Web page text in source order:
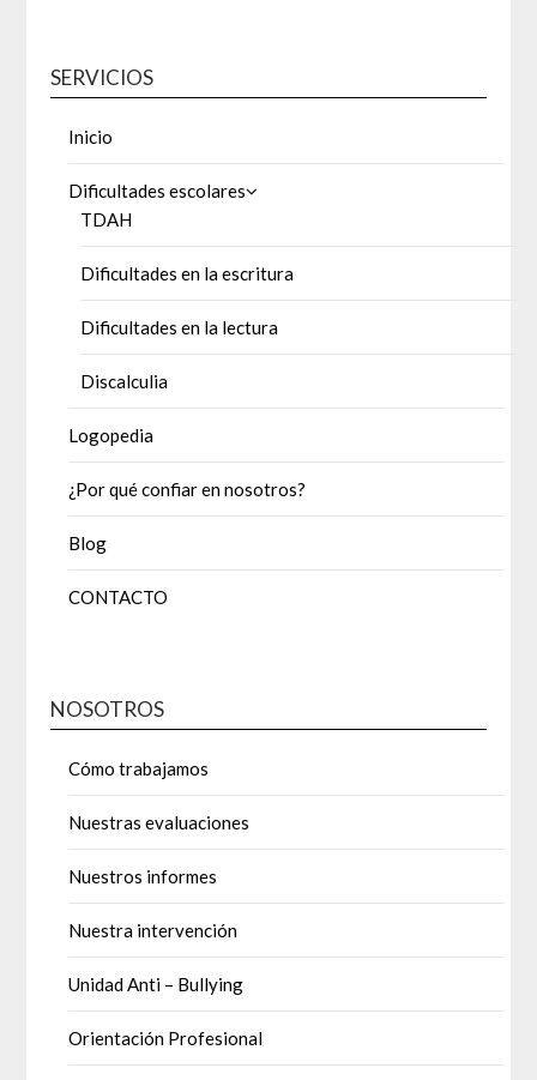
SERVICIOS
Inicio
Dificultades escolares
TDAH
Dificultades en la escritura
Dificultades en la lectura
Discalculia
Logopedia
¿Por qué confiar en nosotros?
Blog
CONTACTO
NOSOTROS
Cómo trabajamos
Nuestras evaluaciones
Nuestros informes
Nuestra intervención
Unidad Anti – Bullying
Orientación Profesional